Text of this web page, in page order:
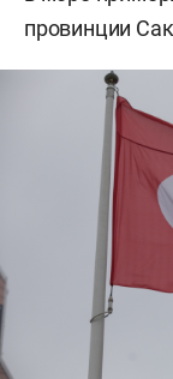
провинции